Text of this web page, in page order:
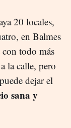
20 locales,
en Balmes
todo más
la calle, pero
dejar el
sana y